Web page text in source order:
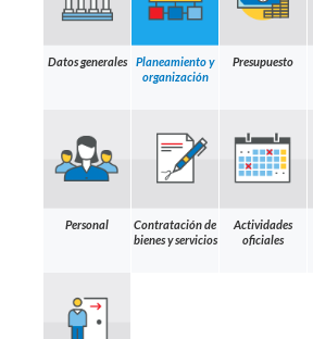
Datos generales
Planeamiento y
organización
Presupuesto
Personal
Contratación de
bienes y servicios
Actividades
oficiales